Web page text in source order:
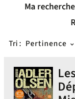
Ma
Tri : Pertinence